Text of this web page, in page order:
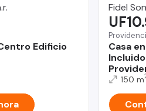
Edificio
Fidel
Casa
150 m